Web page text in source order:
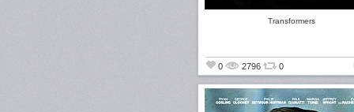
Transformers
0 2796 0